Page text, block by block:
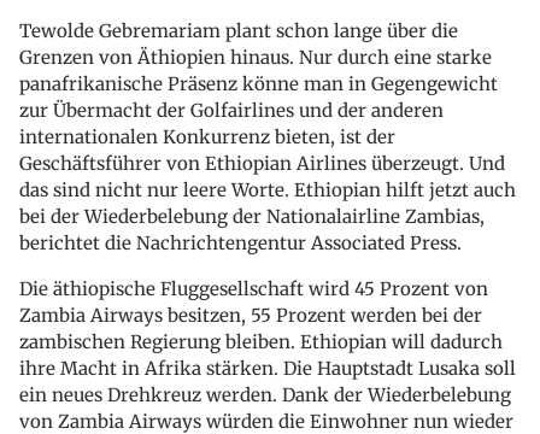
Tewolde Gebremariam plant schon lange über die
Grenzen von Äthiopien hinaus. Nur durch eine starke
panafrikanische Präsenz könne man in Gegengewicht
zur Übermacht der Golfairlines und der anderen
internationalen Konkurrenz bieten, ist der
Geschäftsführer von Ethiopian Airlines überzeugt. Und
das sind nicht nur leere Worte. Ethiopian hilft jetzt auch
bei der Wiederbelebung der Nationalairline Zambias,
berichtet die Nachrichtengentur Associated Press.
Die äthiopische Fluggesellschaft wird 45 Prozent von
Zambia Airways besitzen, 55 Prozent werden bei der
zambischen Regierung bleiben. Ethiopian will dadurch
ihre Macht in Afrika stärken. Die Hauptstadt Lusaka soll
ein neues Drehkreuz werden. Dank der Wiederbelebung
von Zambia Airways würden die Einwohner nun wieder